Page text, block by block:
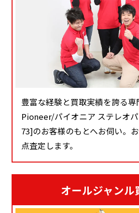
豊富な経験と買取実績を誇る専
Pioneer/パイオニア ステレオ
73]のお客様のもとへお伺い。
点査定します。
オールジャンル